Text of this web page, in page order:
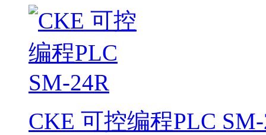
CKE 可控编程PLC